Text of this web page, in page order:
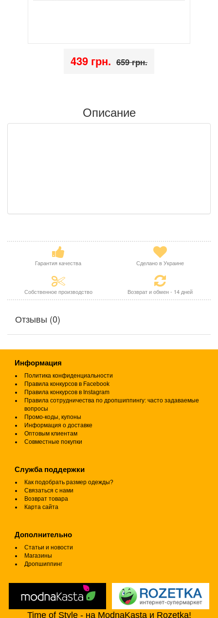
439 грн. 659 грн.
Описание
Гарантия качества Сделано в Украине
Собственное производство Возврат и обмен - 14 дней
Отзывы (0)
Информация
Политика конфиденциальности
Правила конкурсов в Facebook
Правила конкурсов в Instagram
Правила сотрудничества по дропшиппингу: часто задаваемые
вопросы
Промо-коды, купоны
Информация о доставке
Оптовым клиентам
Совместные покупки
Служба поддержки
Как подобрать размер одежды?
Связаться с нами
Возврат товара
Карта сайта
Дополнительно
Статьи и новости
Магазины
Дропшиппинг
Time of Style - на ModnaKasta и Rozetka!